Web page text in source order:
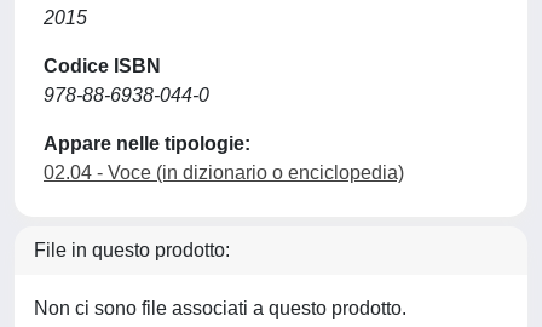
2015
Codice ISBN
978-88-6938-044-0
Appare nelle tipologie:
02.04 - Voce (in dizionario o enciclopedia)
File in questo prodotto:
Non ci sono file associati a questo prodotto.